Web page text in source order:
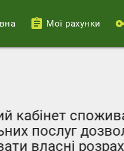
Мої рахунки
кабінет
послуг
власні